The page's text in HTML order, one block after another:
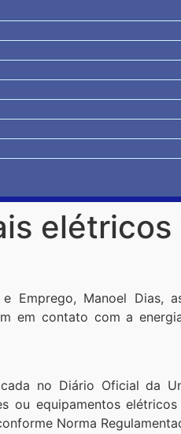
Emprego, Manoel Dias,
em contato com a
no Diário Oficial da
ou equipamentos
Norma